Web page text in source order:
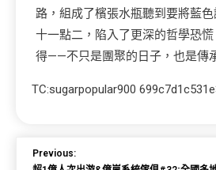
路，組成了檳張水瓶聽到要將藍
十一點二，陷入了更深的哲學恐慌
得——不只是團聚的日子，也是傳
TC:sugarpopular900
Previous: